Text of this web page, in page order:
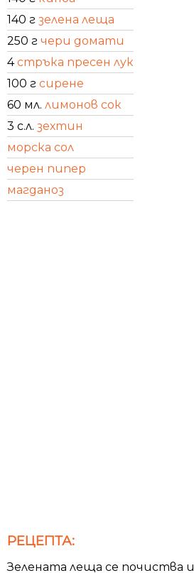
140 г зелена леща
250 г чери домати
4стръка пресен лук
100 г сирене
60 мл. лимонов сок
3 с.л. зехтин
морска сол
черен пипер
магданоз
РЕЦЕПТА:
Зелената леща се почиства и